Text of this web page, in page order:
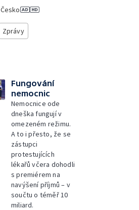
Česko
Zprávy
Fungování
nemocnic
Nemocnice ode
dneška fungují v
omezeném režimu.
A to i přesto, že se
zástupci
protestujících
lékařů včera dohodli
s premiérem na
navýšení příjmů – v
součtu o téměř 10
miliard.